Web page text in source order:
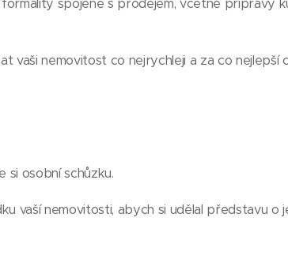
spojené s prodejem, včetně přípravy
vaši nemovitost co nejrychleji a za co nejlepší
si osobní schůzku.
vaší nemovitosti, abych si udělal představu o